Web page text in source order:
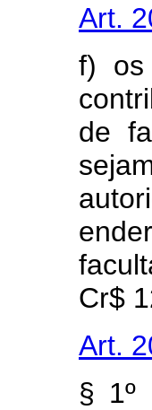
Art.
f) os
de
Cr$
Art.
§ 1º